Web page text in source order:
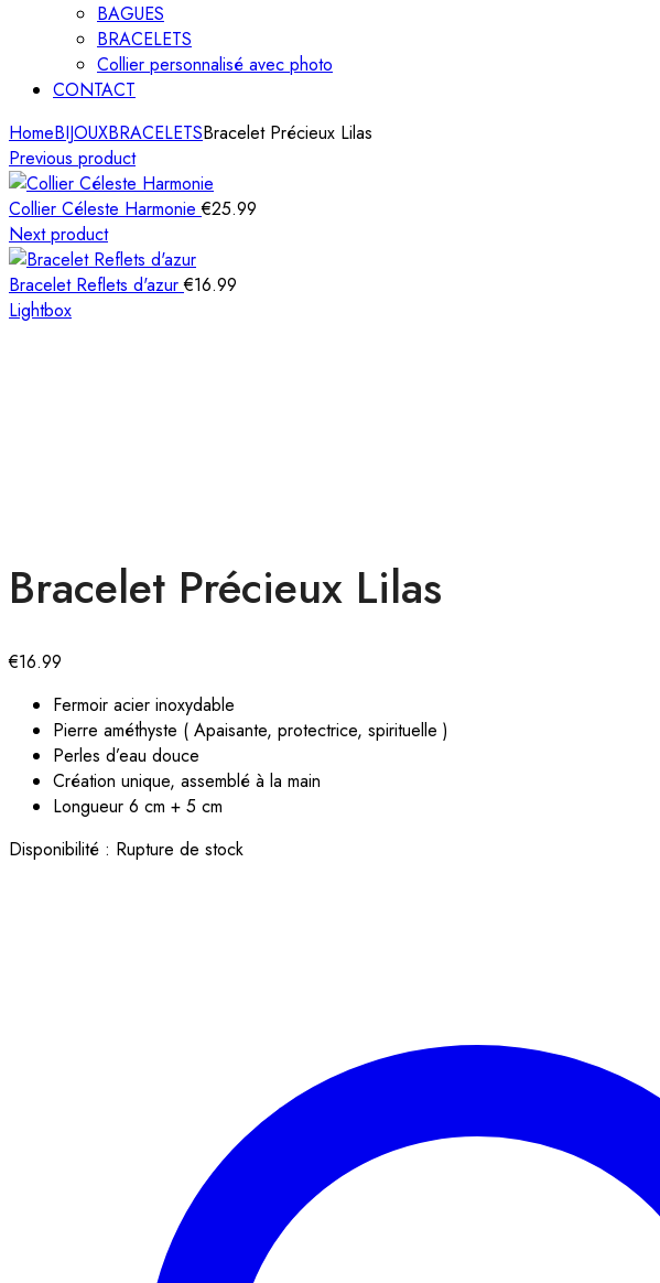
BAGUES
BRACELETS
Collier personnalisé avec photo
CONTACT
HomeBIJOUXBRACELETSBracelet Précieux Lilas
Previous product
Collier Céleste Harmonie€25.99
Next product
Bracelet Reflets d'azur€16.99
Lightbox
Bracelet Précieux Lilas
€16.99
Fermoir acier inoxydable
Pierre améthyste ( Apaisante, protectrice, spirituelle )
Perles d’eau douce
Création unique, assemblé à la main
Longueur 6 cm + 5 cm
Disponibilité : Rupture de stock